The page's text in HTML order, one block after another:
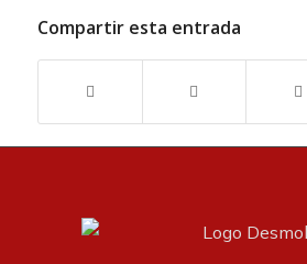
Compartir esta entrada